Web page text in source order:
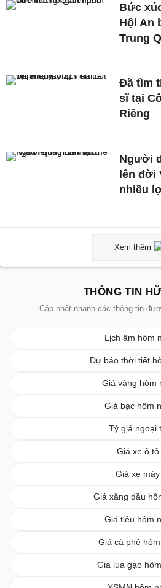
Bức
Hội An
Trung
Đã tìm
sĩ tại
Riêng
Người
lên đời
nhiều
Xem thêm
THÔNG TIN
Cập nhật nhanh các thông tin
Lịch âm hôm
Dự báo thời tiết
Giá vàng hôm
Giá bạc hôm
Tỷ giá ngoại
Giá xe ô tô
Giá xe máy
Giá xăng dầu
Giá tiêu hôm
Giá cà phê
Giá lúa gạo